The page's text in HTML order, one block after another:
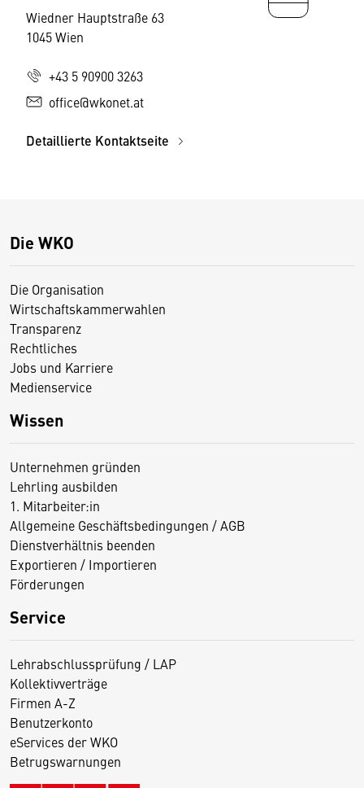
Wiedner Hauptstraße 63
1045 Wien
+43 5 90900 3263
office@wkonet.at
Detaillierte Kontaktseite
Die WKO
Die Organisation
Wirtschaftskammerwahlen
Transparenz
Rechtliches
Jobs und Karriere
Medienservice
Wissen
Unternehmen gründen
Lehrling ausbilden
1. Mitarbeiter:in
Allgemeine Geschäftsbedingungen / AGB
Dienstverhältnis beenden
Exportieren / Importieren
Förderungen
Service
Lehrabschlussprüfung / LAP
Kollektivverträge
Firmen A-Z
Benutzerkonto
eServices der WKO
Betrugswarnungen